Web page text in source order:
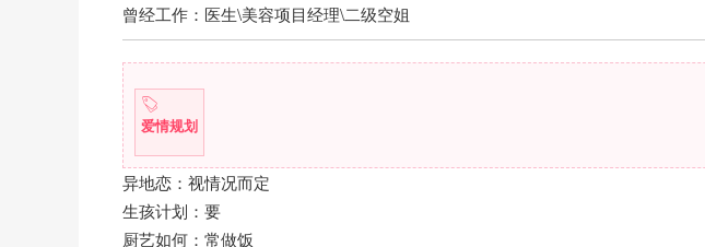
曾经工作：医生\美容项目经理\二级空姐
爱情规划
异地恋：视情况而定
生孩计划：要
厨艺如何：常做饭